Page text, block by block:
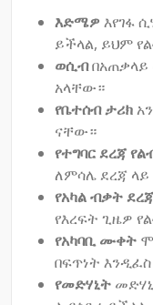
እድሜዎ እየገፋ
ይችላል, ይህም
ወሲብበአጠቃላይ
አላቸው።
የቤተሰብ ታሪክ
ናቸው።
የተግባር ደረጃ
ለምሳሌ ደረጃ
የአካል ብቃት ደረጃ
የእረፍት ጊዜዎ
የአካባቢ ሙቀት
በፍጥነት
የመድሃኒት